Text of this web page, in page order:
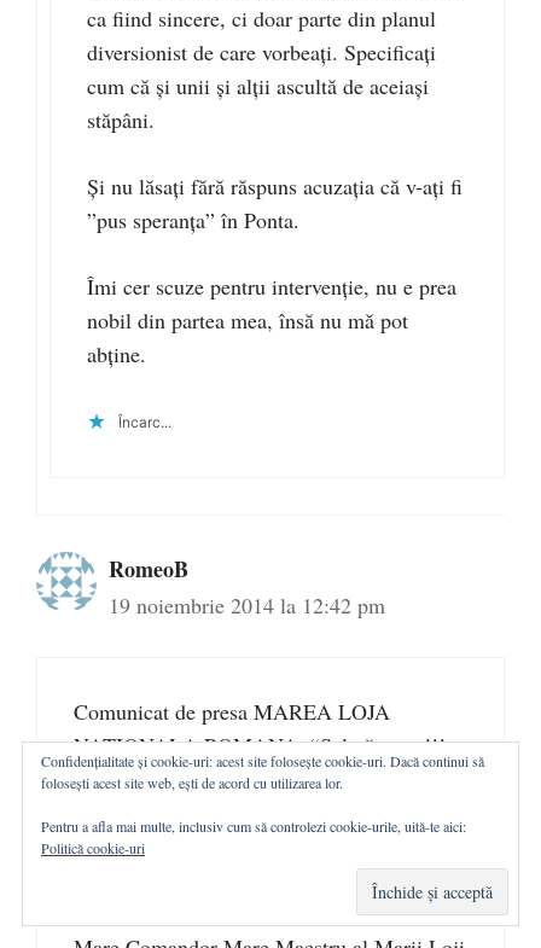
ca fiind sincere, ci doar parte din planul
diversionist de care vorbeați. Specificați
cum că și unii și alții ascultă de aceiași
stăpâni.
Și nu lăsați fără răspuns acuzația că v-ați fi
”pus speranța” în Ponta.
Îmi cer scuze pentru intervenție, nu e prea
nobil din partea mea, însă nu mă pot
abține.
Încarc...
RomeoB
19 noiembrie 2014 la 12:42 pm
Comunicat de presa MAREA LOJA
NATIONALA ROMANA: “Salutăm cu !!!
ENTUZIASM !!! victoria Președintelui ales
COMUNICAT DE PRESĂ General (r)
Bartolomeu Constantin Săvoiu, Suveran
Confidențialitate și cookie-uri: acest site folosește cookie-uri. Dacă continui să
folosești acest site web, ești de acord cu utilizarea lor.
Pentru a afla mai multe, inclusiv cum să controlezi cookie-urile, uită-te aici:
Politică cookie-uri